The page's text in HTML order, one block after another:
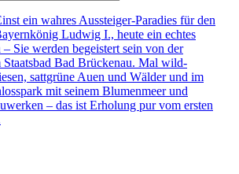
ein wahres Aussteiger-Paradies für den
Ludwig I., heute ein echtes
– Sie werden begeistert sein von der
Staatsbad Bad Brückenau. Mal wild-
sattgrüne Auen und Wälder und im
mit seinem Blumenmeer und
– das ist Erholung pur vom ersten